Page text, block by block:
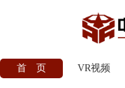
首 页 VR视频